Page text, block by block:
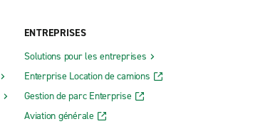
ENTREPRISES
Solutions pour les entreprises
Enterprise Location de camions
Gestion de parc Enterprise
Aviation générale